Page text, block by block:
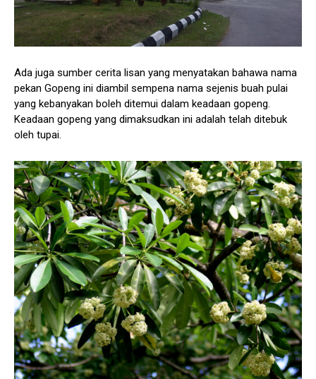
Ada juga sumber cerita lisan yang menyatakan bahawa nama
pekan Gopeng ini diambil sempena nama sejenis buah pulai
yang kebanyakan boleh ditemui dalam keadaan gopeng.
Keadaan gopeng yang dimaksudkan ini adalah telah ditebuk
oleh tupai.